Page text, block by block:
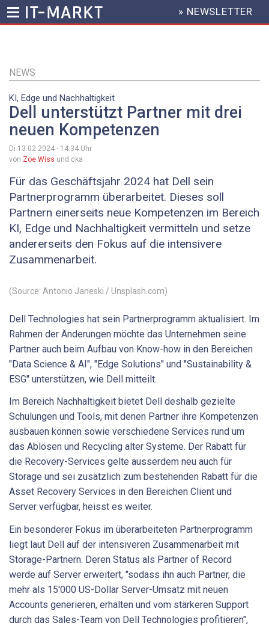
Inhalt
HEADER
MENU
» NEWSLETTER
NEWS
KI, Edge und Nachhaltigkeit
Dell unterstützt Partner mit drei
neuen Kompetenzen
Di 13.02.2024 - 14:34 Uhr
von Zoe Wiss und cka
Für das Geschäftsjahr 2024 hat Dell sein
Partnerprogramm überarbeitet. Dieses soll
Partnern einerseits neue Kompetenzen im Bereich
KI, Edge und Nachhaltigkeit vermitteln und setze
andererseits den Fokus auf die intensivere
Zusammenarbeit.
(Source: Antonio Janeski / Unsplash.com)
Dell Technologies hat sein Partnerprogramm aktualisiert. Im
Rahmen der Änderungen möchte das Unternehmen seine
Partner auch beim Aufbau von Know-how in den Bereichen
"Data Science & AI", "Edge Solutions" und "Sustainability &
ESG" unterstützen, wie Dell mitteilt.
Im Bereich Nachhaltigkeit bietet Dell deshalb gezielte
Schulungen und Tools, mit denen Partner ihre Kompetenzen
ausbauen können sowie verschiedene Services rund um
das Ablösen und Recycling alter Systeme. Der Rabatt für
die Recovery-Services gelte ausserdem neu auch für
Storage und sei zusätzlich zum bestehenden Rabatt für die
Asset Recovery Services in den Bereichen Client und
Server verfügbar, heisst es weiter.
Ein besonderer Fokus im überarbeiteten Partnerprogramm
liegt laut Dell auf der intensiveren Zusammenarbeit mit
Storage-Partnern. Deren Status als Partner of Record
werde auf Server erweitert, "sodass ihn auch Partner, die
mehr als 15'000 US-Dollar Server-Umsatz mit neuen
Accounts generieren, erhalten und vom stärkeren Support
durch das Sales-Team von Dell Technologies profitieren",